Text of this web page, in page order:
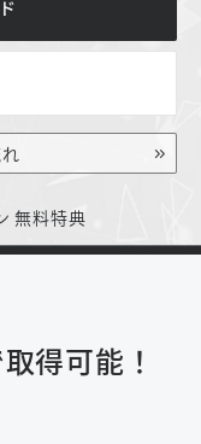
無料特典
得可能！